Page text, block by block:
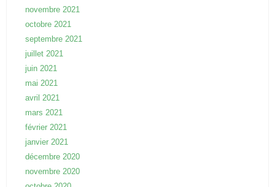
novembre 2021
octobre 2021
septembre 2021
juillet 2021
juin 2021
mai 2021
avril 2021
mars 2021
février 2021
janvier 2021
décembre 2020
novembre 2020